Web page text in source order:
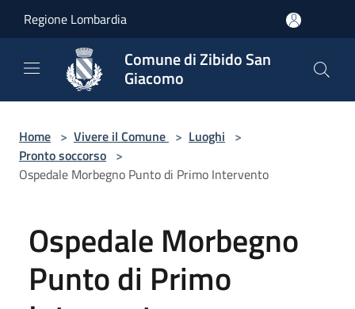
Regione Lombardia
Comune di Zibido San
Giacomo
Home > Vivere il Comune > Luoghi >
Pronto soccorso >
Ospedale Morbegno Punto di Primo Intervento
Ospedale Morbegno
Punto di Primo